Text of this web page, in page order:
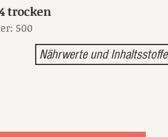
trocken
500
Nährwerte und Inhaltsstoffe